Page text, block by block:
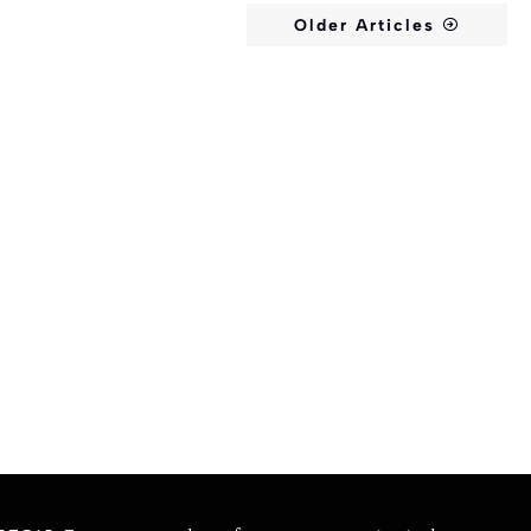
Older Articles